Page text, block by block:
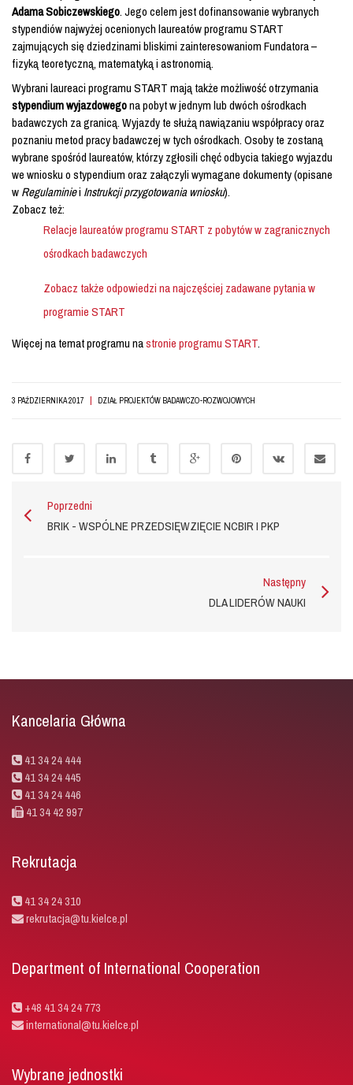
Adama Sobiczewskiego. Jego celem jest dofinansowanie wybranych
stypendiów najwyżej ocenionych laureatów programu START
zajmujących się dziedzinami bliskimi zainteresowaniom Fundatora –
fizyką teoretyczną, matematyką i astronomią.
Wybrani laureaci programu START mają także możliwość otrzymania
stypendium wyjazdowegona pobyt w jednym lub dwóch ośrodkach
badawczych za granicą. Wyjazdy te służą nawiązaniu współpracy oraz
poznaniu metod pracy badawczej w tych ośrodkach. Osoby te zostaną
wybrane spośród laureatów, którzy zgłosili chęć odbycia takiego wyjazdu
we wniosku o stypendium oraz załączyli wymagane dokumenty (opisane
wRegulaminiei Instrukcji przygotowania wniosku).
Zobacz też:
Relacje laureatów programu START z pobytów w zagranicznych
ośrodkach badawczych
Zobacz także odpowiedzi na najczęściej zadawane pytania w
programie START
Więcej na temat programu nastronie programu START.
3 PAŹDZIERNIKA 2017 | DZIAŁ PROJEKTÓW BADAWCZO-ROZWOJOWYCH
Poprzedni
BRIK - WSPÓLNE PRZEDSIĘWZIĘCIE NCBIR I PKP
Następny
DLA LIDERÓW NAUKI
Kancelaria Główna
41 34 24 444
41 34 24 445
41 34 24 446
41 34 42 997
Rekrutacja
41 34 24 310
rekrutacja@tu.kielce.pl
Department of International Cooperation
+48 41 34 24 773
international@tu.kielce.pl
Wybrane jednostki